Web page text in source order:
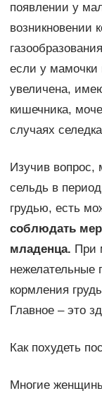
появлении у
возникновении
если у мамочки
увеличена,
кишечника,
случаях
Изучив вопрос,
сельдь в
грудью, есть
соблюдать
младенца. При
нежелательные
кормления
Главное – это
Как похудеть
Многие